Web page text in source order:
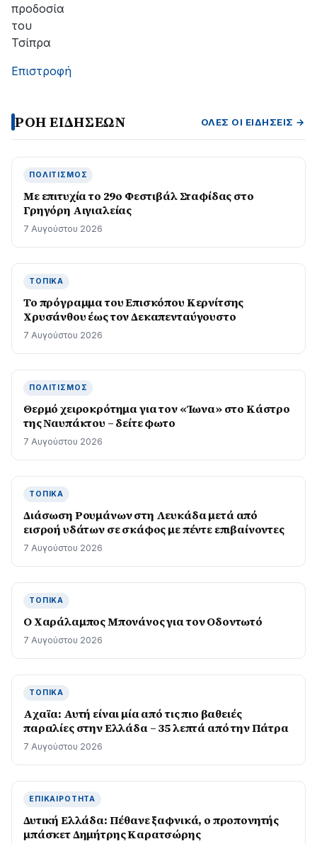
προδοσία
του
Τσίπρα
Επιστροφή
ΡΟΗ ΕΙΔΗΣΕΩΝ ΌΛΕΣ ΟΙ ΕΙΔΉΣΕΙΣ →
ΠΟΛΙΤΙΣΜΌΣ
Με επιτυχία το 29ο Φεστιβάλ Σταφίδας στο
Γρηγόρη Aιγιαλείας
7 Αυγούστου 2026
ΤΟΠΙΚΆ
Το πρόγραμμα του Επισκόπου Κερνίτσης
Χρυσάνθου έως τον Δεκαπενταύγουστο
7 Αυγούστου 2026
ΠΟΛΙΤΙΣΜΌΣ
Θερμό χειροκρότημα για τον «Ίωνα» στο Κάστρο
της Ναυπάκτου – δείτε φωτο
7 Αυγούστου 2026
ΤΟΠΙΚΆ
Διάσωση Ρουμάνων στη Λευκάδα μετά από
εισροή υδάτων σε σκάφος με πέντε επιβαίνοντες
7 Αυγούστου 2026
ΤΟΠΙΚΆ
Ο Χαράλαμπος Μπονάνος για τον Οδοντωτό
7 Αυγούστου 2026
ΤΟΠΙΚΆ
Aχαϊα: Αυτή είναι μία από τις πιο βαθειές
παραλίες στην Ελλάδα – 35 λεπτά από την Πάτρα
7 Αυγούστου 2026
ΕΠΙΚΑΙΡΌΤΗΤΑ
Δυτική Ελλάδα: Πέθανε ξαφνικά, ο προπονητής
μπάσκετ Δημήτρης Καρατσώρης